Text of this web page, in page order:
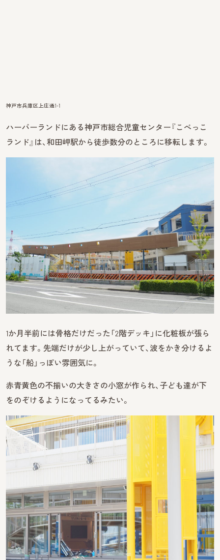
神戸市兵庫区上庄通1-1
ハーバーランドにある神戸市総合児童センター『こべっこ
ランド』は、和田岬駅から徒歩数分のところに移転します。
1か月半前には骨格だけだった「2階デッキ」に化粧板が張ら
れてます。先端だけが少し上がっていて、波をかき分けるよ
うな「船」っぽい雰囲気に。
赤青黄色の不揃いの大きさの小窓が作られ、子ども達が下
をのぞけるようになってるみたい。